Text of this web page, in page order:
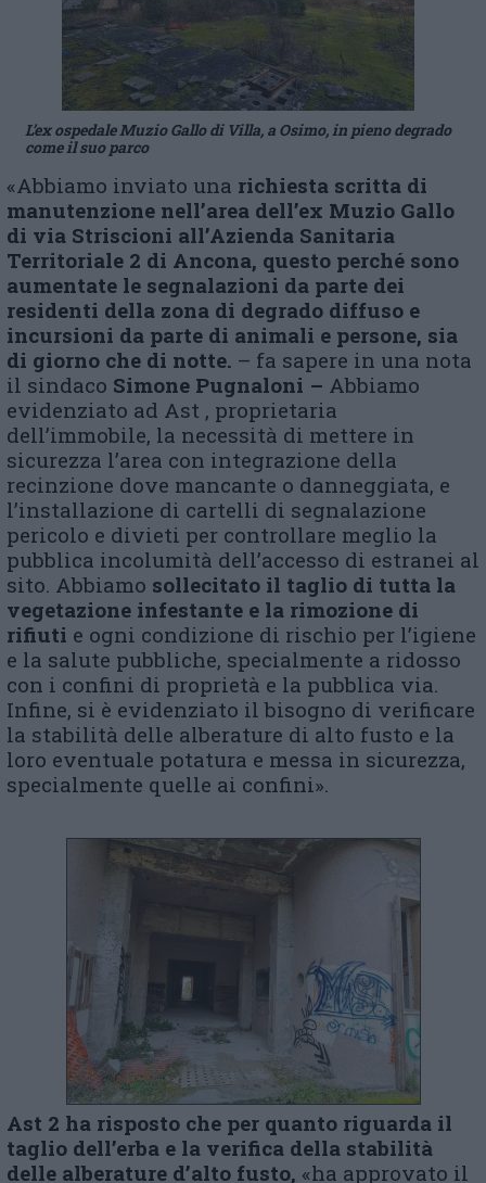
L’ex ospedale Muzio Gallo di Villa, a Osimo, in pieno degrado
come il suo parco
«Abbiamo inviato una richiesta scritta di
manutenzione nell’area dell’ex Muzio Gallo
di via Striscioni all’Azienda Sanitaria
Territoriale 2 di Ancona, questo perché sono
aumentate le segnalazioni da parte dei
residenti della zona di degrado diffuso e
incursioni da parte di animali e persone, sia
di giorno che di notte. – fa sapere in una nota
il sindaco Simone Pugnaloni – Abbiamo
evidenziato ad Ast , proprietaria
dell’immobile, la necessità di mettere in
sicurezza l’area con integrazione della
recinzione dove mancante o danneggiata, e
l’installazione di cartelli di segnalazione
pericolo e divieti per controllare meglio la
pubblica incolumità dell’accesso di estranei al
sito. Abbiamo sollecitato il taglio di tutta la
vegetazione infestante e la rimozione di
rifiuti e ogni condizione di rischio per l’igiene
e la salute pubbliche, specialmente a ridosso
con i confini di proprietà e la pubblica via.
Infine, si è evidenziato il bisogno di verificare
la stabilità delle alberature di alto fusto e la
loro eventuale potatura e messa in sicurezza,
specialmente quelle ai confini».
Ast 2 ha risposto che per quanto riguarda il
taglio dell’erba e la verifica della stabilità
delle alberature d’alto fusto, «ha approvato il